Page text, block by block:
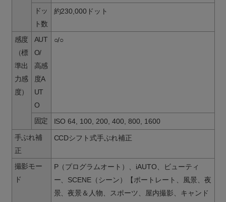
ドッ
ト数
約230,000ドット
感度
（標
準出
力感
度）
AUT
O/
高感
度A
UT
O
○/○
固定
ISO 64, 100, 200, 400, 800, 1600
手ぶれ補
正
CCDシフト式手ぶれ補正
撮影モー
ド
P（プログラムオート）、iAUTO、ビューティ
ー、SCENE（シーン）【ポートレート、風景、夜
景、夜景＆人物、スポーツ、屋内撮影、キャンド